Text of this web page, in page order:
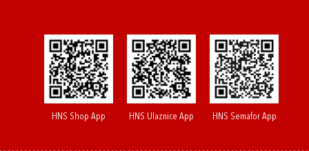
HNS Shop App HNS Ulaznice App HNS Semafor App